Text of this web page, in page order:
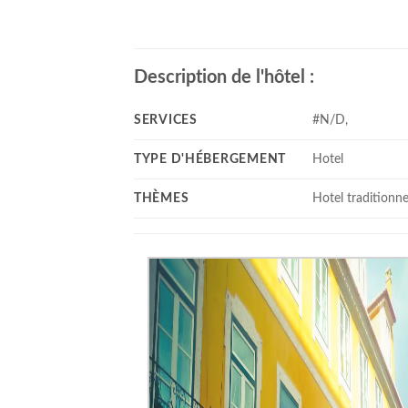
Description de l'hôtel :
SERVICES #N/D,
TYPE D'HÉBERGEMENT Hotel
THÈMES Hotel